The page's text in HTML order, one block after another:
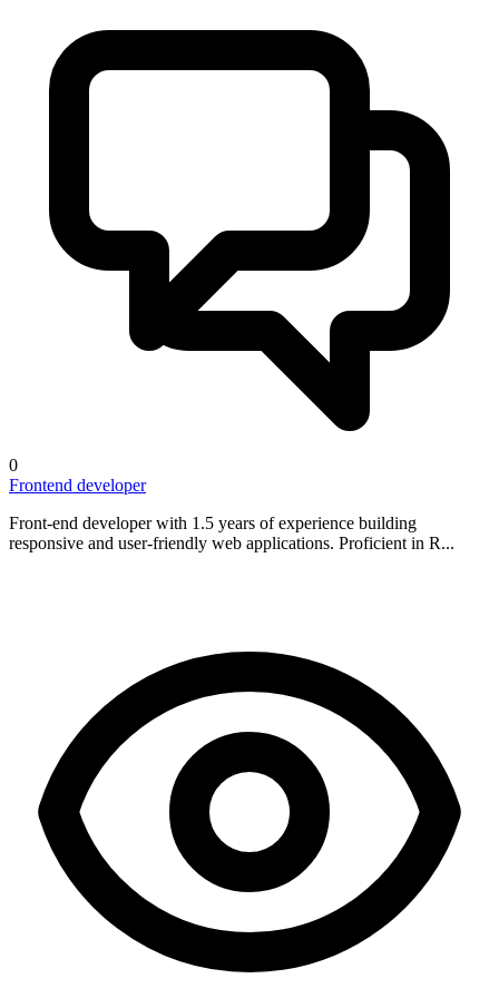
0
Frontend developer
Front-end developer with 1.5 years of experience building
responsive and user-friendly web applications. Proficient in R...